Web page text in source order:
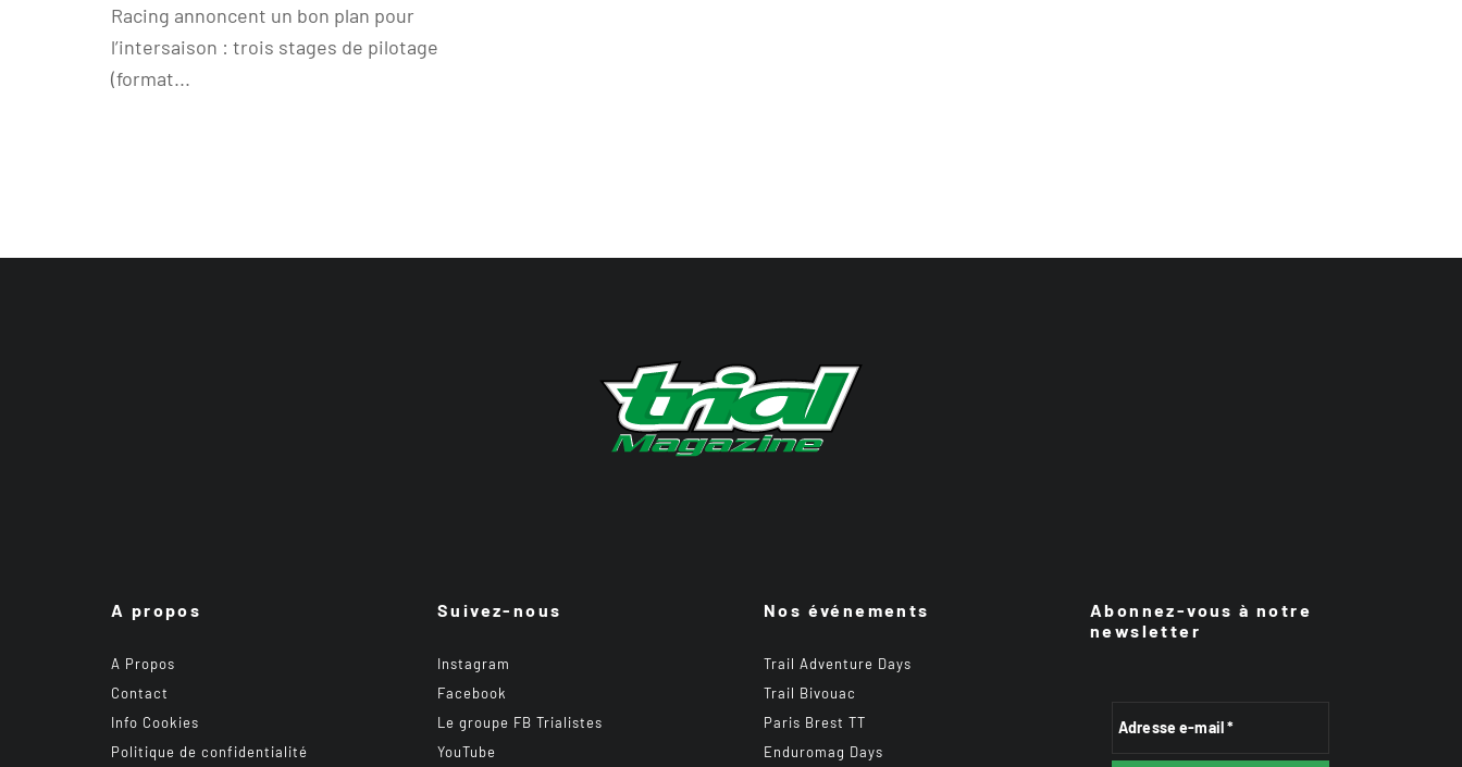
Racing annoncent un bon plan pour
l’intersaison : trois stages de pilotage
(format...
A propos
A Propos
Contact
Info Cookies
Politique de confidentialité
Suivez-nous
Instagram
Facebook
Le groupe FB Trialistes
YouTube
Nos événements
Trail Adventure Days
Trail Bivouac
Paris Brest TT
Enduromag Days
Abonnez-vous à notre
newsletter